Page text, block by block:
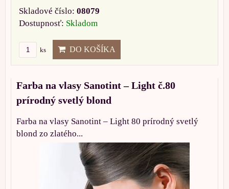
Skladové číslo: 08079
Dostupnosť: Skladom
ks DO KOŠÍKA
Farba na vlasy Sanotint – Light č.80
prírodný svetlý blond
Farba na vlasy Sanotint – Light 80 prírodný svetlý
blond zo zlatého...